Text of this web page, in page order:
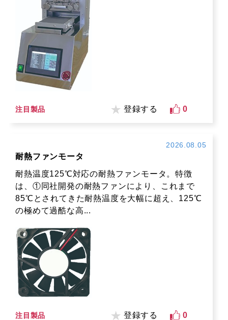
注目製品 登録する 0
2026.08.05
耐熱ファンモータ
耐熱温度125℃対応の耐熱ファンモータ。特徴
は、①同社開発の耐熱ファンにより、これまで
85℃とされてきた耐熱温度を大幅に超え、125℃
の極めて過酷な高...
注目製品 登録する 0